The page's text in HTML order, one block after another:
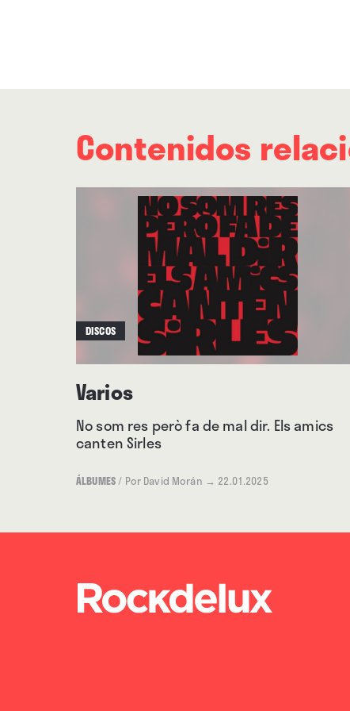
Contenidos
DISCOS
Varios
No som res però fa de mal dir. Els amics
canten Sirles
ÁLBUMES/ Por David Morán → 22.01.2025